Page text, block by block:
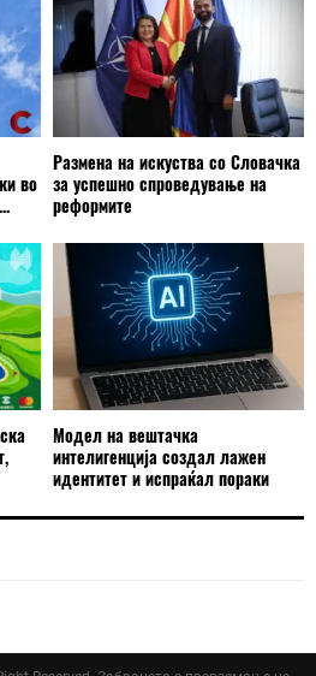
во
Размена на искуства со Словачка
за успешно спроведување на
реформите
Модел на вештачка
интелигенција создал лажен
идентитет и испраќал пораки